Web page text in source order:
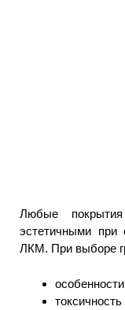
Любые
эстетичными при
ЛКМ. При выборе